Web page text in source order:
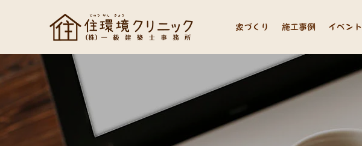
家づくり 施工事例 イベント